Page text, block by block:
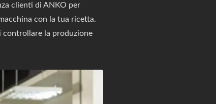
clienti di ANKO per
con la tua ricetta.
la produzione